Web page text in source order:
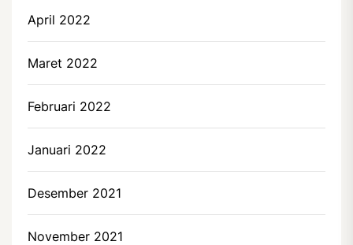
April 2022
Maret 2022
Februari 2022
Januari 2022
Desember 2021
November 2021